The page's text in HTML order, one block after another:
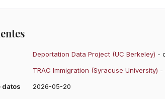
Deportation Data Project (UC Berkeley) -
TRAC Immigration (Syracuse University) -
datos
2026-05-20